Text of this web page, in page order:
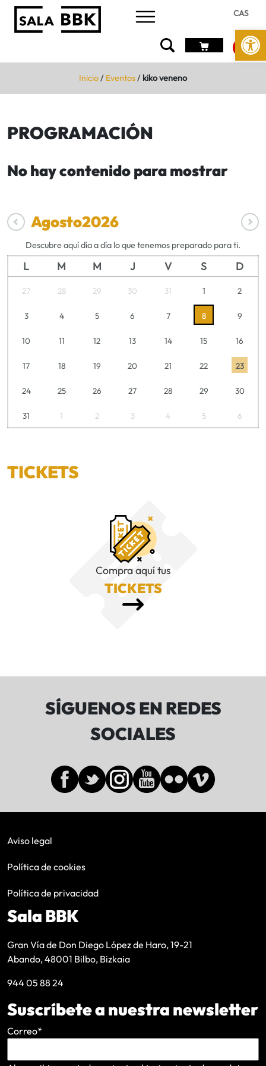
Abrir
CAS
Inicio/ Eventos/ kiko veneno
PROGRAMACIÓN
No hay contenido para mostrar
Agosto2026
Descubre aquí día a día lo que tenemos preparado para ti.
L M M J V S D
27 28 29 30 31 1 2
3 4 5 6 7 8 9
10 11 12 13 14 15 16
17 18 19 20 21 22 23
24 25 26 27 28 29 30
31 1 2 3 4 5 6
TICKETS
Compra aquí tus
TICKETS
SÍGUENOS EN REDES
SOCIALES
Aviso legal
Política de cookies
Política de privacidad
Sala BBK
Gran Vía de Don Diego López de Haro, 19-21
Abando, 48001 Bilbo, Bizkaia
944 05 88 24
Suscríbete a nuestra newsletter
Correo*